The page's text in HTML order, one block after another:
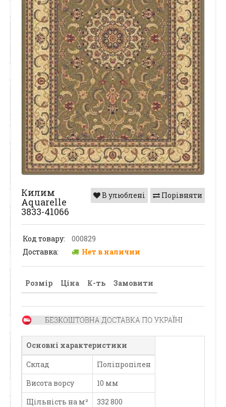
Порівняти
В улюблені
Килим
Aquarelle
3833-41066
Код товару:
000829
Доставка:
Нет в наличии
Розмір Ціна К-ть Замовити
Основні характеристики
Склад
Поліпропілен
Висота ворсу
10 мм
Щільність на м²
332 800